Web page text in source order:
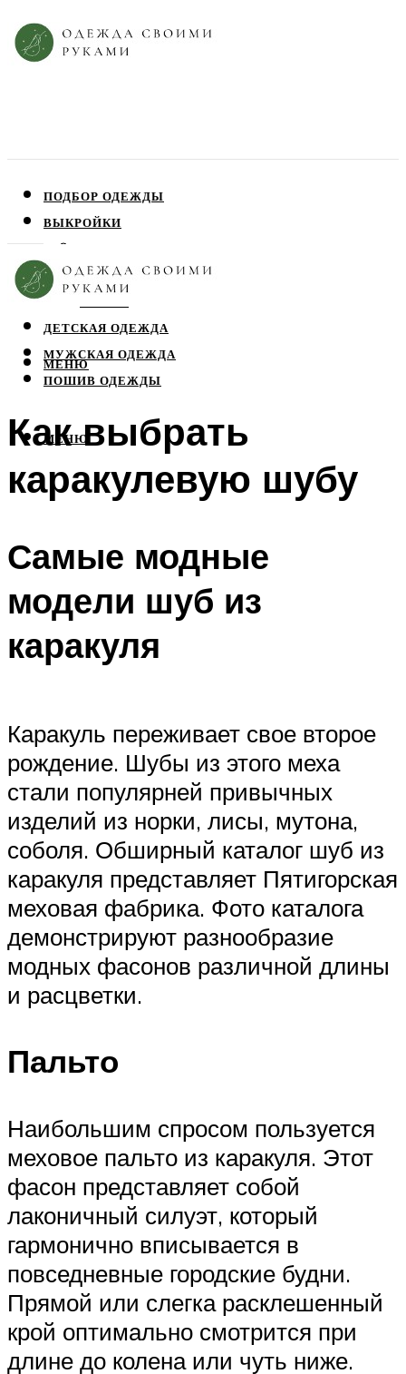
ПОДБОР ОДЕЖДЫ
ВЫКРОЙКИ
ЮБКИ
ДЕТСКАЯ ОДЕЖДА
МУЖСКАЯ ОДЕЖДА
ПОШИВ ОДЕЖДЫ
МЕНЮ
МЕНЮ
Как выбрать
каракулевую шубу
Самые модные
модели шуб из
каракуля
Каракуль переживает свое второе
рождение. Шубы из этого меха
стали популярней привычных
изделий из норки, лисы, мутона,
соболя. Обширный каталог шуб из
каракуля представляет Пятигорская
меховая фабрика. Фото каталога
демонстрируют разнообразие
модных фасонов различной длины
и расцветки.
Пальто
Наибольшим спросом пользуется
меховое пальто из каракуля. Этот
фасон представляет собой
лаконичный силуэт, который
гармонично вписывается в
повседневные городские будни.
Прямой или слегка расклешенный
крой оптимально смотрится при
длине до колена или чуть ниже.